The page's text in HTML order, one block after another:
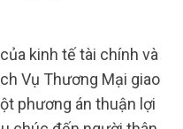
kinh tế tài chính và
Vụ Thương Mại giao
phương án thuận lợi